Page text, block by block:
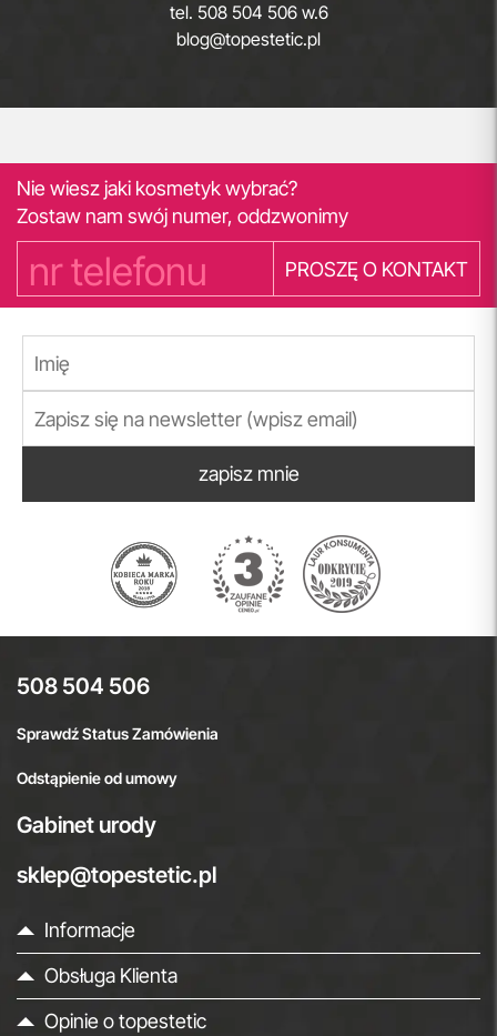
tel. 508 504 506 w.6
blog@topestetic.pl
Nie wiesz jaki kosmetyk wybrać?
Zostaw nam swój numer, oddzwonimy
PROSZĘ O KONTAKT
zapisz mnie
508 504 506
Sprawdź Status Zamówienia
Odstąpienie od umowy
Gabinet urody
sklep@topestetic.pl
Informacje
Obsługa Klienta
Opinie o topestetic